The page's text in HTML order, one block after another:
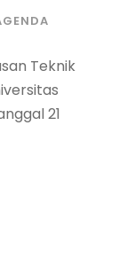
Teknik
21